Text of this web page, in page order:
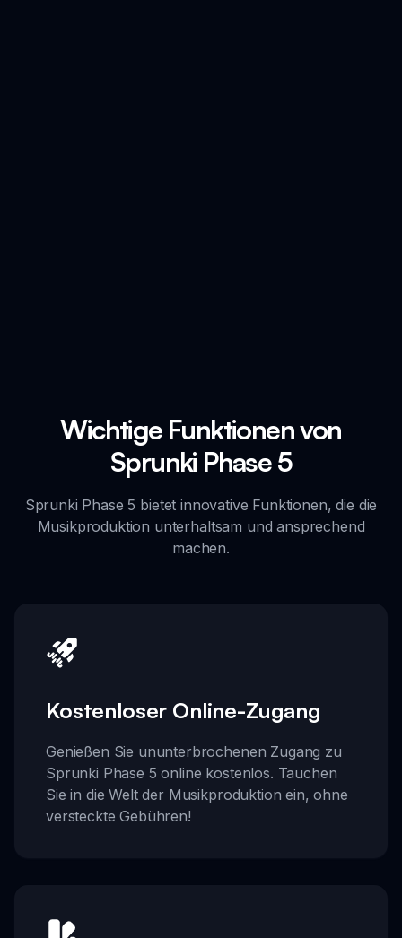
Wichtige Funktionen von
Sprunki Phase 5
Sprunki Phase 5 bietet innovative Funktionen, die die
Musikproduktion unterhaltsam und ansprechend
machen.
Kostenloser Online-Zugang
Genießen Sie ununterbrochenen Zugang zu
Sprunki Phase 5 online kostenlos. Tauchen
Sie in die Welt der Musikproduktion ein, ohne
versteckte Gebühren!